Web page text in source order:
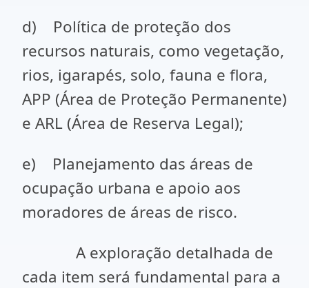
d) Política de proteção dos
recursos naturais, como vegetação,
rios, igarapés, solo, fauna e flora,
APP (Área de Proteção Permanente)
e ARL (Área de Reserva Legal);
e) Planejamento das áreas de
ocupação urbana e apoio aos
moradores de áreas de risco.
A exploração detalhada de
cada item será fundamental para a